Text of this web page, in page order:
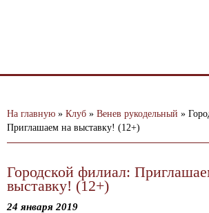
На главную » Клуб » Венев рукодельный »
Приглашаем на выставку! (12+)
Городской филиал:
выставку! (12+)
24 января 2019